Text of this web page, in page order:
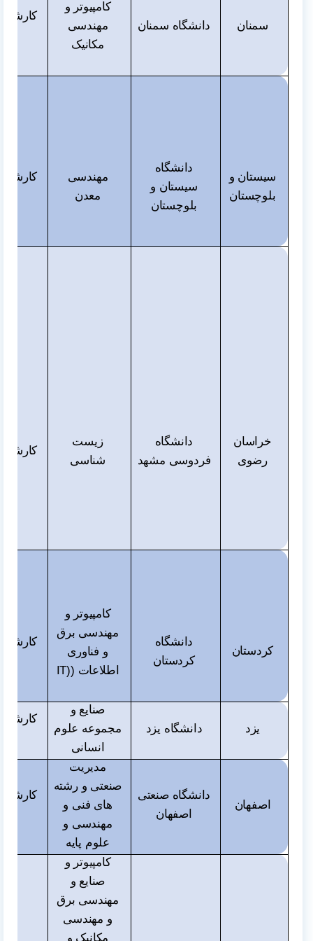
سمنان دانشگاه سمنان
کامپیوتر و
مهندسی
مکانیک
سیستان و
بلوچستان
دانشگاه
سیستان و
بلوچستان
مهندسی
معدن
خراسان
رضوی
دانشگاه
فردوسی مشهد
زیست
شناسی
کردستان
دانشگاه
کردستان
کامپیوتر و
مهندسی برق
و فناوری
اطلاعات (IT)
یزد دانشگاه یزد
صنایع و
مجموعه علوم
انسانی
اصفهان
دانشگاه صنعتی
اصفهان
مدیریت
صنعتی و رشته
های فنی و
مهندسی و
علوم پایه
کامپیوتر و
صنایع و
مهندسی برق
و مهندسی
مکانیک و